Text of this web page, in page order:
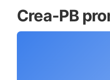
Crea-PB